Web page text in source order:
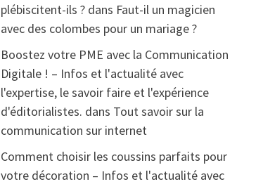
plébiscitent-ils ?dans Faut-il un magicien
avec des colombes pour un mariage ?
Boostez votre PME avec la Communication
Digitale ! – Infos et l'actualité avec
l'expertise, le savoir faire et l'expérience
d'éditorialistes. dans Tout savoir sur la
communication sur internet
Comment choisir les coussins parfaits pour
votre décoration – Infos et l'actualité avec